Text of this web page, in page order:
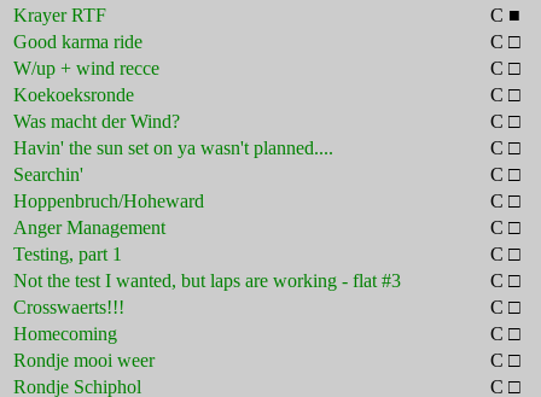
Krayer RTF
C ■
Good karma ride
C □
W/up + wind recce
C □
Koekoeksronde
C □
Was macht der Wind?
C □
Havin' the sun set on ya wasn't planned....
C □
Searchin'
C □
Hoppenbruch/Hoheward
C □
Anger Management
C □
Testing, part 1
C □
Not the test I wanted, but laps are working - flat #3
C □
Crosswaerts!!!
C □
Homecoming
C □
Rondje mooi weer
C □
Rondje Schiphol
C □